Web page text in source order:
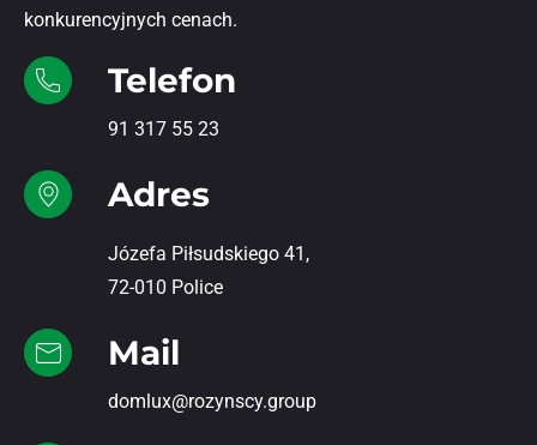
konkurencyjnych cenach.
Telefon
91 317 55 23
Adres
Józefa Piłsudskiego 41,
72-010 Police
Mail
domlux@rozynscy.group